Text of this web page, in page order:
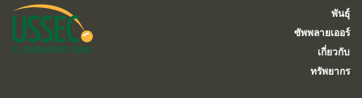
พันธุ์
ซัพพลายเออร์
เกี่ยวกับ
ทรัพยากร